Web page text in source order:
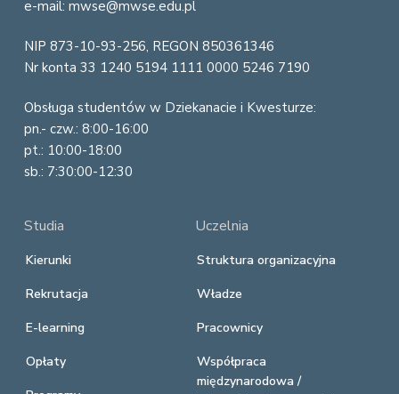
e-mail: mwse@mwse.edu.pl
NIP 873-10-93-256, REGON 850361346
Nr konta 33 1240 5194 1111 0000 5246 7190
Obsługa studentów w Dziekanacie i Kwesturze:
pn.- czw.: 8:00-16:00
pt.: 10:00-18:00
sb.: 7:30:00-12:30
Studia
Kierunki
Rekrutacja
E-learning
Opłaty
Uczelnia
Struktura organizacyjna
Władze
Pracownicy
Współpraca
międzynarodowa /